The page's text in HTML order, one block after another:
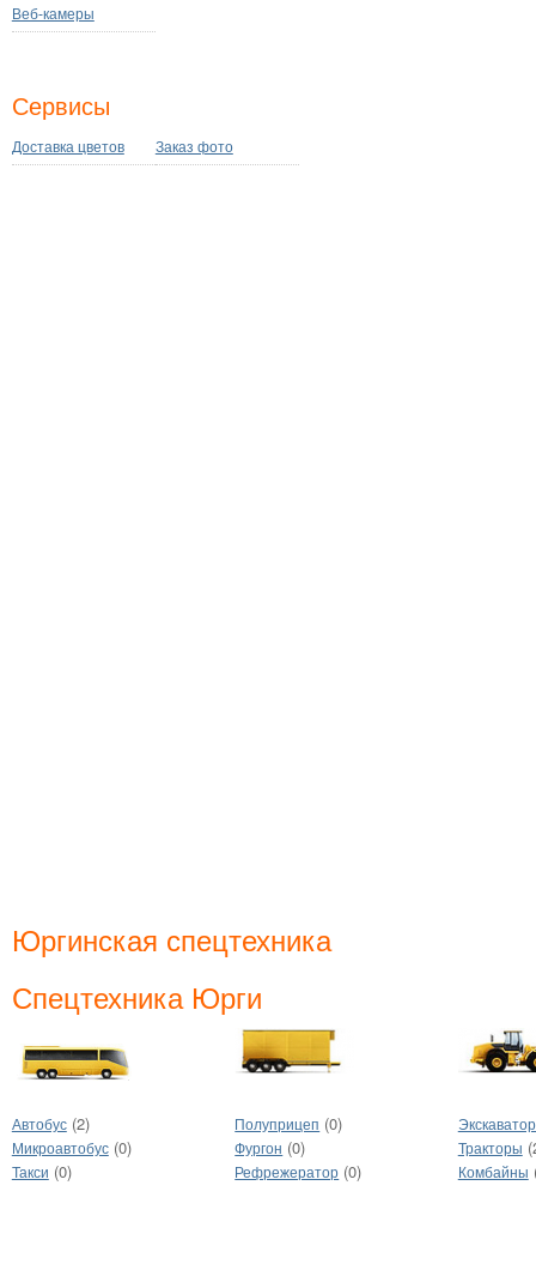
Веб-камеры
Сервисы
Доставка цветов Заказ фото
Юргинская спецтехника
Спецтехника Юрги
Автобус (2)
Микроавтобус (0)
Такси (0)
Полуприцеп (0)
Фургон (0)
Рефрежератор (0)
Тракторы
Комбайны